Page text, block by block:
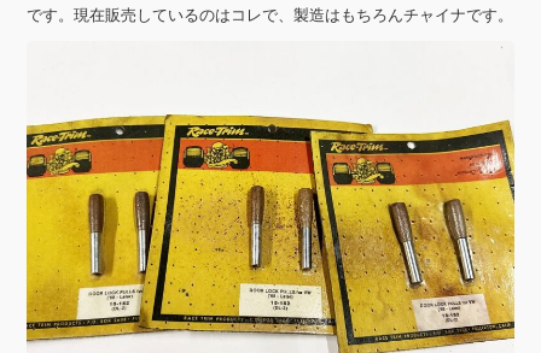
です。現在販売しているのはコレで、製造はもちろんチャイナです。